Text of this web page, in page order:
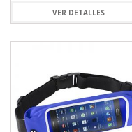
VER DETALLES